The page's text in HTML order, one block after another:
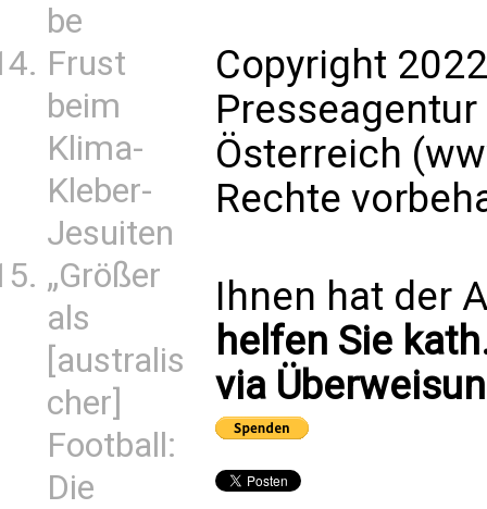
be
Frust
beim
Klima-
Kleber-
Jesuiten
„Größer
als
[australis
cher]
Football:
Die
Copyright
Presseagentur
Österreich
Rechte
Ihnen hat der
helfen Sie
via